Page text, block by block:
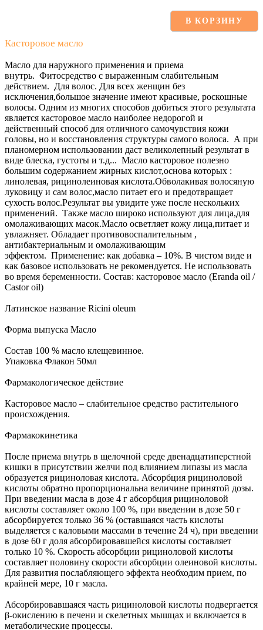
В КОРЗИНУ
Касторовое масло
Масло для наружного применения и приема
внутрь. Фитосредство с выраженным слабительным
действием. Для волос. Для всех женщин без
исключения,большое значение имеют красивые, роскошные
волосы. Одним из многих способов добиться этого результата
является касторовое масло наиболее недорогой и
действенный способ для отличного самочувствия кожи
головы, но и восстановления структуры самого волоса. А при
планомерном использовании даст великолепный результат в
виде блеска, густоты и т.д... Масло касторовое полезно
большим содержанием жирных кислот,основа которых :
линолевая, рицинолеиновая кислота.Обволакивая волосяную
луковицу и сам волос,масло питает его и предотвращает
сухость волос.Результат вы увидите уже после нескольких
применений. Также масло широко используют для лица,для
омолаживающих масок.Масло осветляет кожу лица,питает и
увлажняет. Обладает противовоспалительным ,
антибактериальным и омолаживающим
эффектом. Применение: как добавка – 10%. В чистом виде и
как базовое использовать не рекомендуется. Не использовать
во время беременности. Состав: касторовое масло (Eranda oil /
Castor oil)
Латинское название Ricini oleum
Форма выпуска Масло
Состав 100 % масло клещевинное.
Упаковка Флакон 50мл
Фармакологическое действие
Касторовое масло – слабительное средство растительного
происхождения.
Фармакокинетика
После приема внутрь в щелочной среде двенадцатиперстной
кишки в присутствии желчи под влиянием липазы из масла
образуется рициноловая кислота. Абсорбция рициноловой
кислоты обратно пропорциональна величине принятой дозы.
При введении масла в дозе 4 г абсорбция рициноловой
кислоты составляет около 100 %, при введении в дозе 50 г
абсорбируется только 36 % (оставшаяся часть кислоты
выделяется с каловыми массами в течение 24 ч), при введении
в дозе 60 г доля абсорбировавшейся кислоты составляет
только 10 %. Скорость абсорбции рициноловой кислоты
составляет половину скорости абсорбции олеиновой кислоты.
Для развития послабляющего эффекта необходим прием, по
крайней мере, 10 г масла.
Абсорбировавшаяся часть рициноловой кислоты подвергается
β-окислению в печени и скелетных мышцах и включается в
метаболические процессы.